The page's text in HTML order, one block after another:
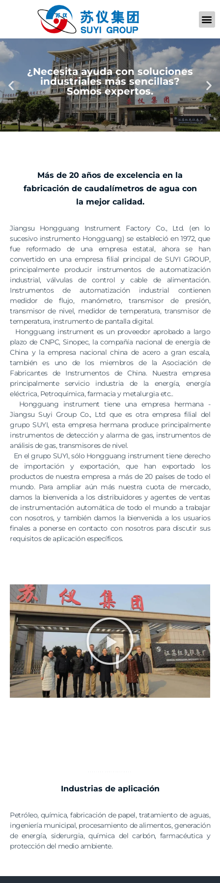
¿Necesita ayuda con soluciones
industriales más sencillas?
Somos expertos.
Más de 20 años de excelencia en la
fabricación de caudalímetros de agua con
la mejor calidad.
Jiangsu Hongguang Instrument Factory Co., Ltd. (en lo
sucesivo instrumento Hongguang) se estableció en 1972, que
fue reformado de una empresa estatal, ahora se han
convertido en una empresa filial principal de SUYI GROUP,
principalmente producir instrumentos de automatización
industrial, válvulas de control y cable de alimentación.
Instrumentos de automatización industrial contienen
medidor de flujo, manómetro, transmisor de presión,
transmisor de nivel, medidor de temperatura, transmisor de
temperatura, instrumento de pantalla digital.
Hongguang instrument es un proveedor aprobado a largo
plazo de CNPC, Sinopec, la compañía nacional de energía de
China y la empresa nacional china de acero a gran escala,
también es uno de los miembros de la Asociación de
Fabricantes de Instrumentos de China. Nuestra empresa
principalmente servicio industria de la energía, energía
eléctrica, Petroquímica, farmacia y metalurgia etc..
Hongguang instrument tiene una empresa hermana -
Jiangsu Suyi Group Co., Ltd que es otra empresa filial del
grupo SUYI, esta empresa hermana produce principalmente
instrumentos de detección y alarma de gas, instrumentos de
análisis de gas, transmisores de nivel.
En el grupo SUYI, sólo Hongguang instrument tiene derecho
de importación y exportación, que han exportado los
productos de nuestra empresa a más de 20 países de todo el
mundo. Para ampliar aún más nuestra cuota de mercado,
damos la bienvenida a los distribuidores y agentes de ventas
de instrumentación automática de todo el mundo a trabajar
con nosotros, y también damos la bienvenida a los usuarios
finales a ponerse en contacto con nosotros para discutir sus
requisitos de aplicación específicos.
Industrias de aplicación
Petróleo, química, fabricación de papel, tratamiento de aguas,
ingeniería municipal, procesamiento de alimentos, generación
de energía, siderurgia, química del carbón, farmacéutica y
protección del medio ambiente.